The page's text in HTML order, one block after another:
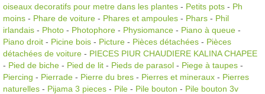
oiseaux decoratifs pour metre dans les plantes - Petits pots - Ph
moins - Phare de voiture - Phares et ampoules - Phars - Phil
irlandais - Photo - Photophore - Physiomance - Piano à queue -
Piano droit - Picine bois - Picture - Pièces détachées - Pièces
détachées de voiture - PIECES PIUR CHAUDIERE KALINA CHAPEE
- Pied de biche - Pied de lit - Pieds de parasol - Piege à taupes -
Piercing - Pierrade - Pierre du bres - Pierres et mineraux - Pierres
naturelles - Pijama 3 pieces - Pile - Pile bouton - Pile bouton 3v